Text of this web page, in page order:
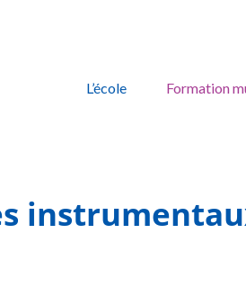
content
L’école Formation